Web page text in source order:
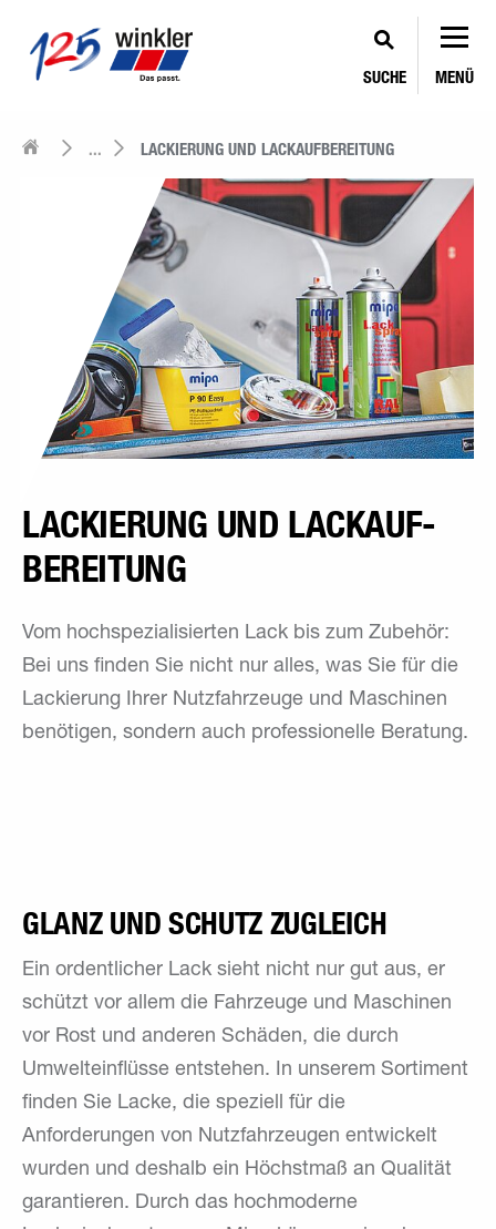
SUCHE MENÜ
... LACKIERUNG UND LACKAUFBEREITUNG
LACKIERUNG UND LACKAUF­
BEREITUNG
Vom hochspezialisierten Lack bis zum Zubehör:
Bei uns finden Sie nicht nur alles, was Sie für die
Lackierung Ihrer Nutzfahrzeuge und Maschinen
benötigen, sondern auch professionelle Beratung.
GLANZ UND SCHUTZ ZUGLEICH
Ein ordentlicher Lack sieht nicht nur gut aus, er
schützt vor allem die Fahrzeuge und Maschinen
vor Rost und anderen Schäden, die durch
Umwelteinflüsse entstehen. In unserem Sortiment
finden Sie Lacke, die speziell für die
Anforderungen von Nutzfahrzeugen entwickelt
wurden und deshalb ein Höchstmaß an Qualität
garantieren. Durch das hochmoderne